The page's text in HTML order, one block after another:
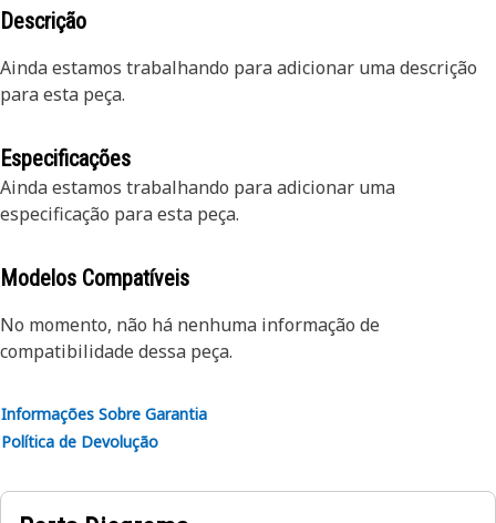
Descrição
Ainda estamos trabalhando para adicionar uma descrição
para esta peça.
Especificações
Ainda estamos trabalhando para adicionar uma
especificação para esta peça.
Modelos Compatíveis
No momento, não há nenhuma informação de
compatibilidade dessa peça.
Informações Sobre Garantia
Política de Devolução